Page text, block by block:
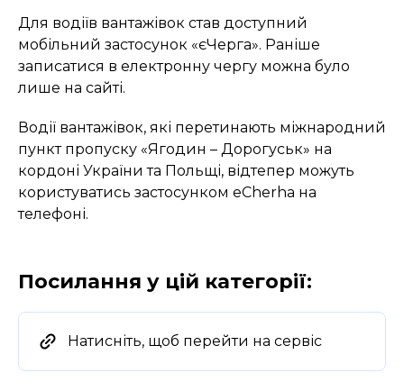
Для водіїв вантажівок став доступний
мобільний застосунок «єЧерга». Раніше
записатися в електронну чергу можна було
лише на сайті.
Водії вантажівок, які перетинають міжнародний
пункт пропуску «Ягодин – Дорогуськ» на
кордоні України та Польщі, відтепер можуть
користуватись застосунком eCherha на
телефоні.
Посилання у цій категорії:
Натисніть, щоб перейти на сервіс